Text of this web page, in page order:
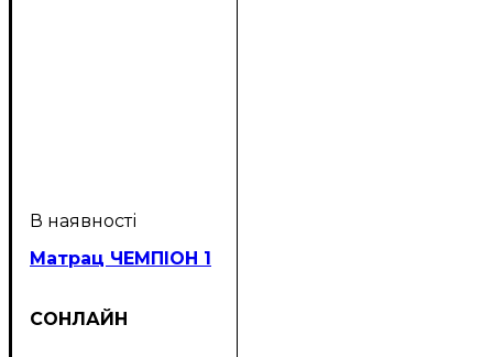
Матрац ЧЕМПІОН 1
СОНЛАЙН